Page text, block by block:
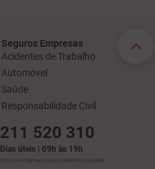
Seguros Empresas
Acidentes de Trabalho
Automóvel
Saúde
Responsabilidade Civil
211 520 310
Dias úteis | 09h às 19h
Custo de chamada para a rede fixa nacional